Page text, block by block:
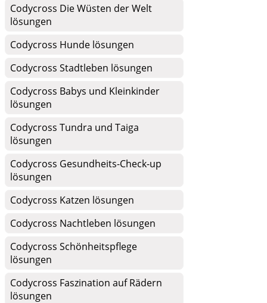
Codycross Die Wüsten der Welt
lösungen
Codycross Hunde lösungen
Codycross Stadtleben lösungen
Codycross Babys und Kleinkinder
lösungen
Codycross Tundra und Taiga
lösungen
Codycross Gesundheits-Check-up
lösungen
Codycross Katzen lösungen
Codycross Nachtleben lösungen
Codycross Schönheitspflege
lösungen
Codycross Faszination auf Rädern
lösungen